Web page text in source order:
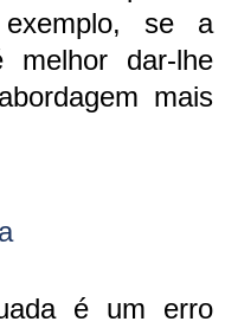
exemplo, se a
melhor dar-lhe
mais
é um erro